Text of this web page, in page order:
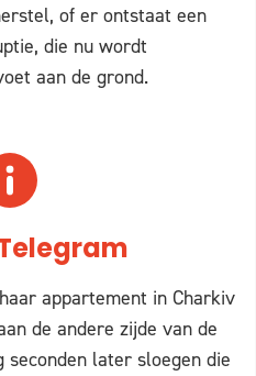
of er ontstaat een
die nu wordt
aan de grond.
appartement in Charkiv
de andere zijde van de
later sloegen die